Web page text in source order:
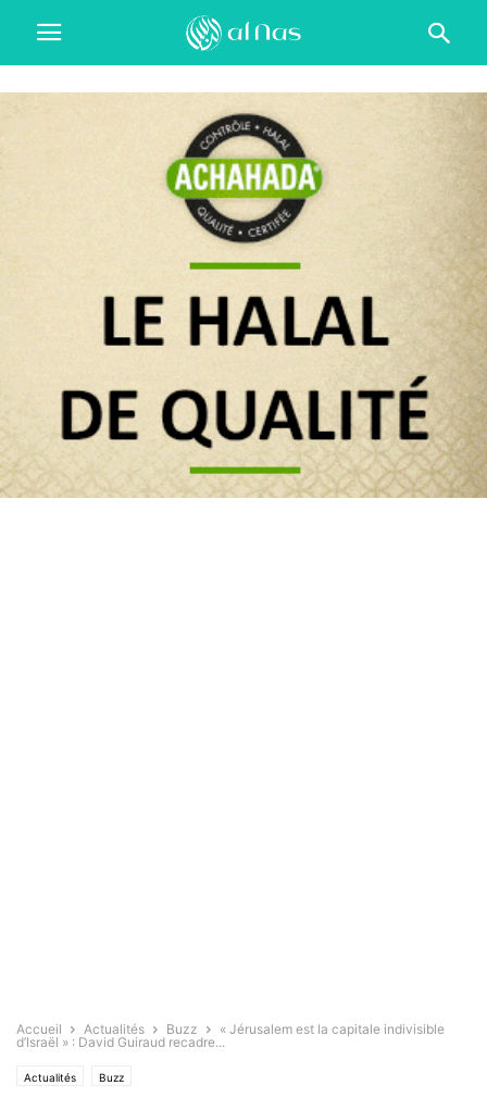
Accueil Actualités Buzz
« Jérusalem est la capitale indivisible
d’Israël » : David Guiraud recadre...
Actualités Buzz